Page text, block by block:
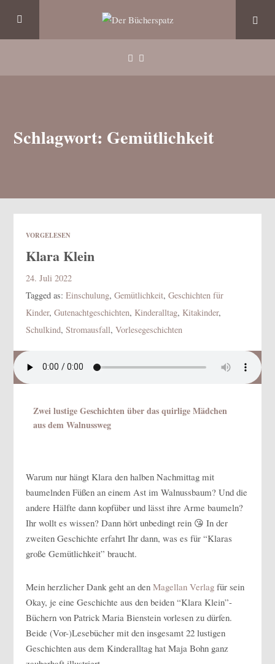
Schlagwort: Gemütlichkeit
VORGELESEN
Klara Klein
24. Juli 2022
Tagged as:Einschulung,Gemütlichkeit,Geschichten für
Kinder,Gutenachtgeschichten, Kinderalltag, Kitakinder,
Schulkind,Stromausfall,Vorlesegeschichten
Zwei lustige Geschichten über das quirlige Mädchen
aus dem Walnussweg
Warum nur hängt Klara den halben Nachmittag mit
baumelnden Füßen an einem Ast im Walnussbaum? Und die
andere Hälfte dann kopfüber und lässt ihre Arme baumeln?
Ihr wollt es wissen? Dann hört unbedingt rein 😘 In der
zweiten Geschichte erfahrt Ihr dann, was es für “Klaras
große Gemütlichkeit” braucht.
Mein herzlicher Dank geht an denMagellan Verlag für sein
Okay, je eine Geschichte aus den beiden “Klara Klein”-
Büchern von Patrick Maria Bienstein vorlesen zu dürfen.
Beide (Vor-)Lesebücher mit den insgesamt 22 lustigen
Geschichten aus dem Kinderalltag hat Maja Bohn ganz